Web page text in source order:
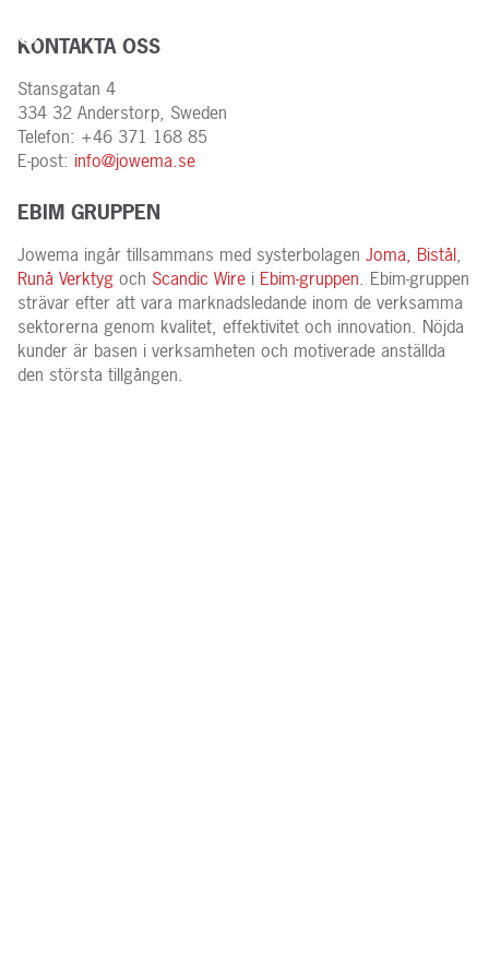
KONTAKTA OSS
Stansgatan 4
334 32 Anderstorp, Sweden
Telefon: +46 371 168 85
E-post: info@jowema.se
EBIM GRUPPEN
Jowema ingår tillsammans med systerbolagen Joma, Bistål,
Runå Verktyg och Scandic Wire i Ebim-gruppen. Ebim-gruppen
strävar efter att vara marknadsledande inom de verksamma
sektorerna genom kvalitet, effektivitet och innovation. Nöjda
kunder är basen i verksamheten och motiverade anställda
den största tillgången.